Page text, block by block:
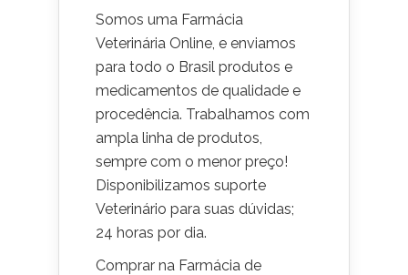
Somos uma Farmácia
Veterinária Online, e enviamos
para todo o Brasil produtos e
medicamentos de qualidade e
procedência. Trabalhamos com
ampla linha de produtos,
sempre com o menor preço!
Disponibilizamos suporte
Veterinário para suas dúvidas;
24 horas por dia.
Comprar na Farmácia de